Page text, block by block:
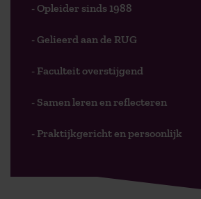
- Opleider sinds 1988
- Gelieerd aan de RUG
- Faculteit overstijgend
- Samen leren en reflecteren
- Praktijkgericht en persoonlijk